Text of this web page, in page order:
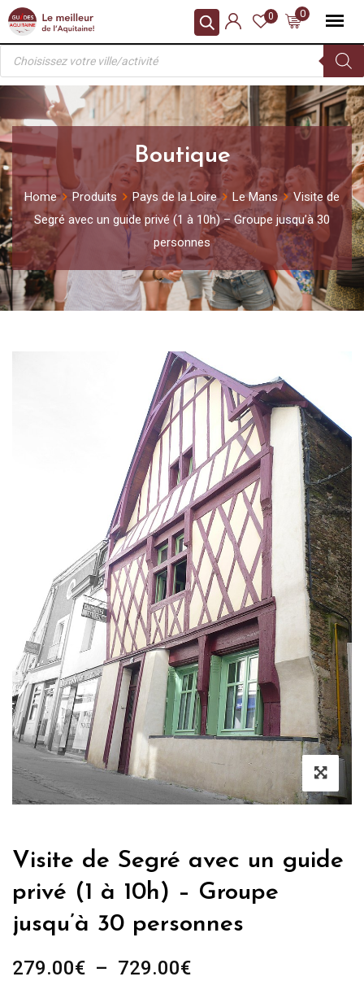
Skip
content
0
0
Recherche
produits
Boutique
Home Produits Pays de la Loire Le Mans
Visite de
Segré avec un guide privé (1 à 10h) – Groupe jusqu’à 30
personnes
Visite de Segré avec un guide
privé (1 à 10h) – Groupe
jusqu’à 30 personnes
279.00€ – 729.00€Plage